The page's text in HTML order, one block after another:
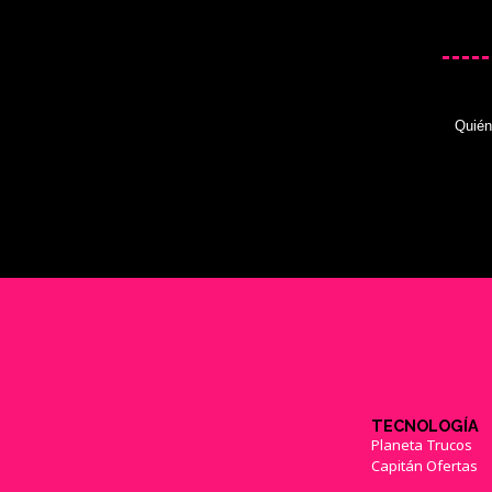
TECNOLOGÍA
Planeta Trucos
Capitán Ofertas